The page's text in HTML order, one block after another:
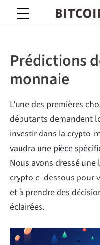
Prédictions
monnaie
L'une des premières
débutants demandent
investir dans la crypto-
vaudra une pièce
Nous avons dressé
crypto ci-dessous pour
et à prendre des
éclairées.